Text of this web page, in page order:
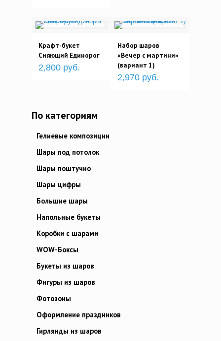
Крафт-букет
Сияющий Единорог
2,800 руб.
Набор шаров
«Вечер с мартини»
(вариант 1)
2,970 руб.
По категориям
Гелиевые композиции
Шары под потолок
Шары поштучно
Шары цифры
Большие шары
Напольные букеты
Коробки с шарами
WOW-Боксы
Букеты из шаров
Фигуры из шаров
Фотозоны
Оформление праздников
Гирлянды из шаров